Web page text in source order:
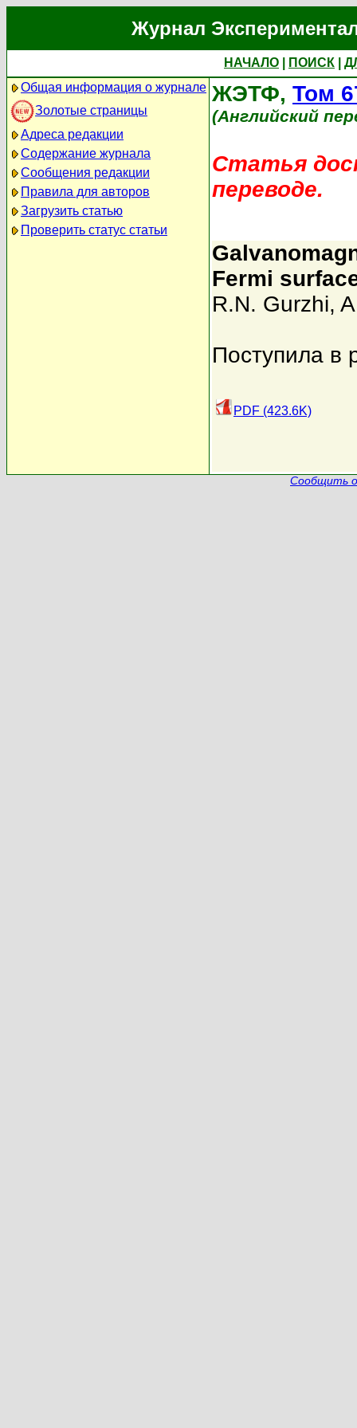
Журнал
НАЧАЛО ПОИСК
Общая информация о журнале
Золотые страницы
Адреса редакции
Содержание журнала
Сообщения редакции
Правила для авторов
Загрузить статью
Проверить статус статьи
ЖЭТФ, Том
(Английский
Статья
переводе.
Fermi
R.N. Gurzhi,
Поступила в
PDF (423.6K)
Сообщить о